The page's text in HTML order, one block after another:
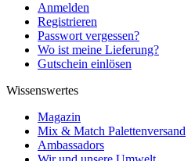
Anmelden
Registrieren
Passwort vergessen?
Wo ist meine Lieferung?
Gutschein einlösen
Wissenswertes
Magazin
Mix & Match Palettenversand
Ambassadors